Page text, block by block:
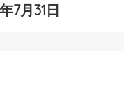
7月31日